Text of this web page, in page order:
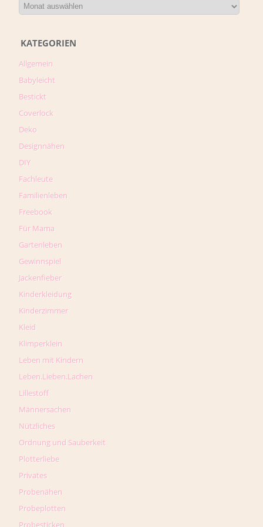
KATEGORIEN
Allgemein
Babyleicht
Bestickt
Coverlock
Deko
Designnähen
DIY
Fachleute
Familienleben
Freebook
Für Mama
Gartenleben
Gewinnspiel
Jackenfieber
Kinderkleidung
Kinderzimmer
Kleid
Klimperklein
Leben mit Kindern
Leben.Lieben.Lachen
Lillestoff
Männersachen
Nützliches
Ordnung und Sauberkeit
Plotterliebe
Privates
Probenähen
Probeplotten
Probesticken